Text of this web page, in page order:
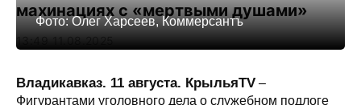
махинациях с «мертвыми душами»
13:49 11.08.2025
Фото: Олег Харсеев, Коммерсантъ
Владикавказ. 11 августа. КрыльяTV –
Фигурантами уголовного дела о служебном подлоге